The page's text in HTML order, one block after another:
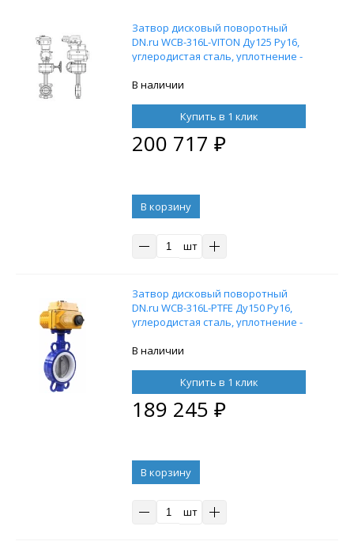
Затвор дисковый поворотный
DN.ru WCB-316L-VITON Ду125 Ру16,
углеродистая сталь, уплотнение -
083, с ручным дублером HDM-2 и с
поворотным позиционером DN.ru
YT-1000RSN без обратной связи
В наличии
Купить в 1 клик
200 717 ₽
В корзину
шт
Затвор дисковый поворотный
DN.ru WCB-316L-PTFE Ду150 Ру16,
углеродистая сталь, уплотнение -
220В
В наличии
Купить в 1 клик
189 245 ₽
В корзину
шт